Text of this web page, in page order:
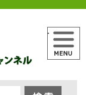
メニュー